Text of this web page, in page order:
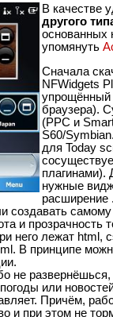
В качестве
другого
основанных
упомянуть
Сначала
NFWidgets
упрощённый
браузера).
(PPC и
S60/
для Today
плагинами).
нужные
создавать
и прозрачность
него лежат html,
В принципе
не
или
Причём,
и при этом не